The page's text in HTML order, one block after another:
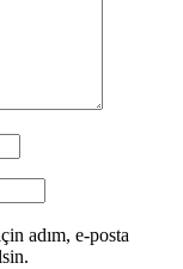
adım, e-posta